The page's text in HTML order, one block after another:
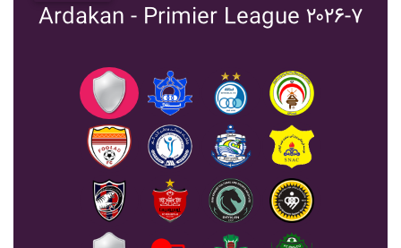
Ardakan - Primier League ۲۰۲۶-۷